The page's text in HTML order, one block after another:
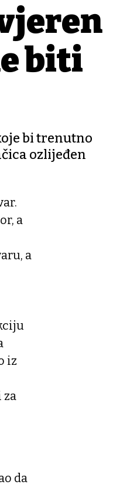
biti
bi trenutno
ozlijeđen
a
a
iz
da